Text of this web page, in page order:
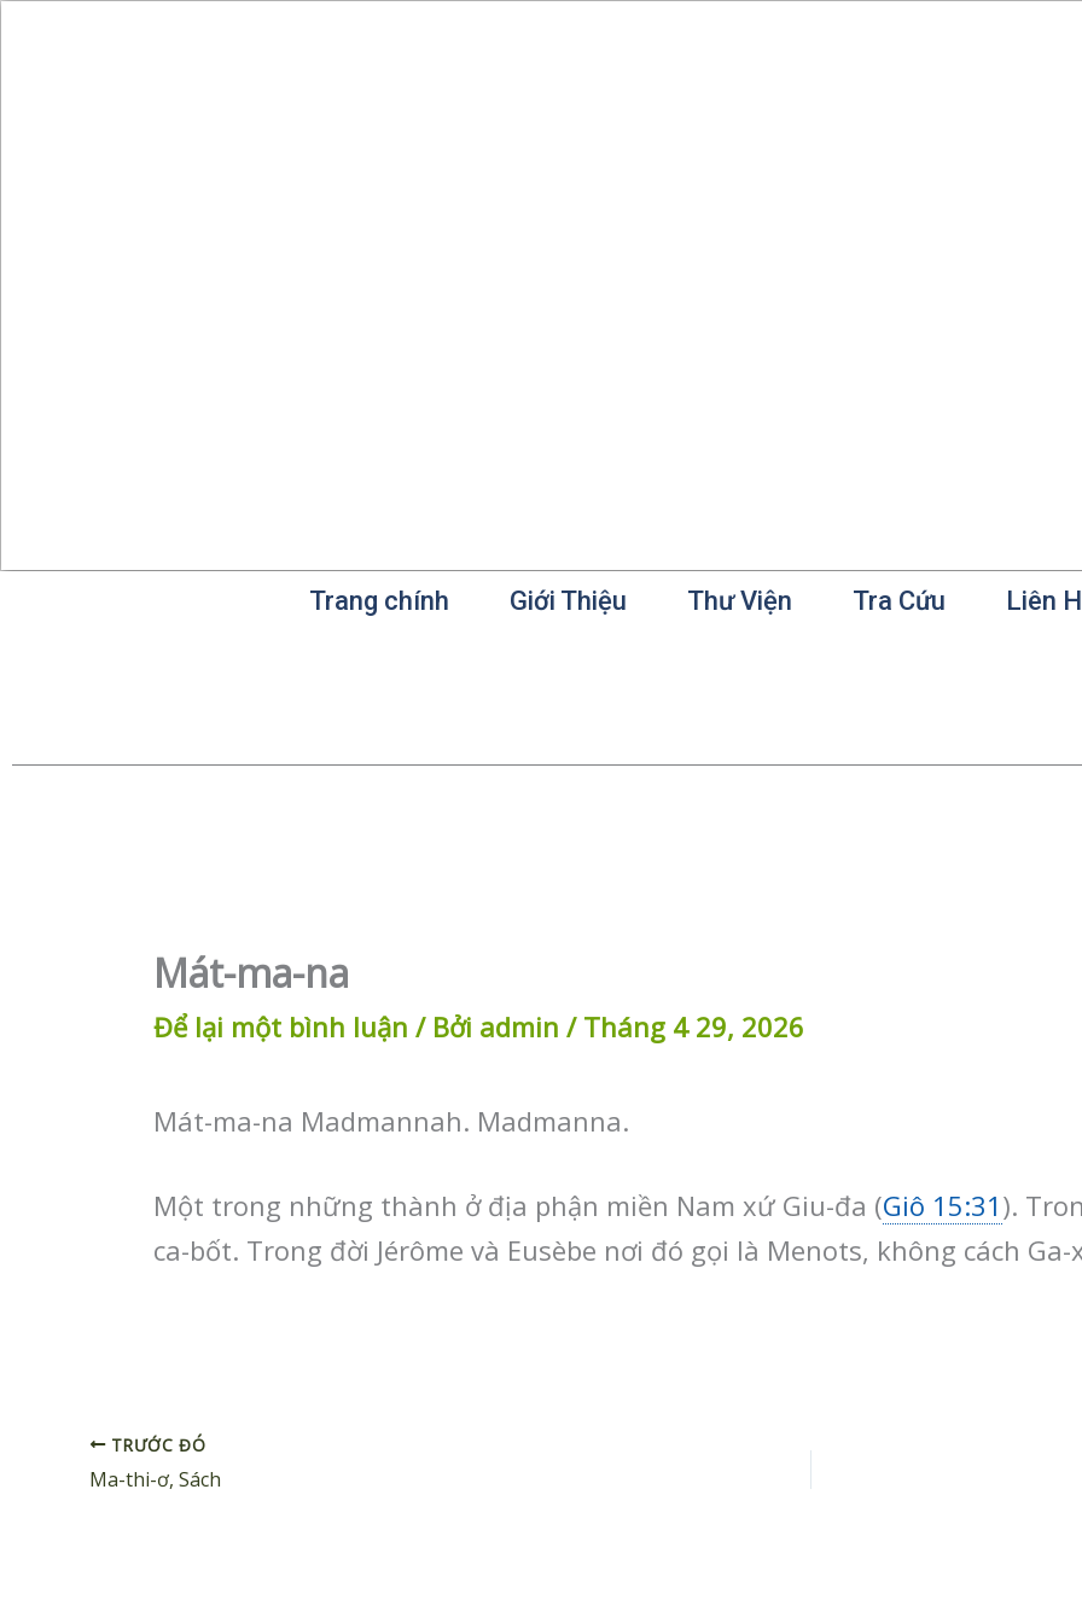
Trang chính Giới Thiệu Thư Viện Tra Cứu Liên
Mát-ma-na
Để lại một bình luận / Bởi admin / Tháng 4 29, 2026
Mát-ma-na Madmannah. Madmanna.
Một trong những thành ở địa phận miền Nam xứ Giu-đa (Giô 15:31 ).
ca-bốt. Trong đời Jérôme và Eusèbe nơi đó gọi là Menots, không cách Ga-
TRƯỚC ĐÓ
Ma-thi-ơ, Sách